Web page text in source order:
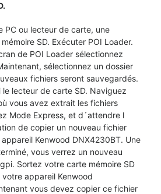
PC ou lecteur de carte, une
SD. Exécuter POI Loader.
de POI Loader sélectionnez
sélectionnez un dossier
fichiers seront sauvegardés.
le lecteur de carte SD. Naviguez
vous avez extrait les fichiers
Mode Express, et d´attendre l
de copier un nouveau fichier
Kenwood DNX4230BT. Une
vous verrez un nouveau
Sortez votre carte mémoire SD
appareil Kenwood
vous devez copier ce fichier